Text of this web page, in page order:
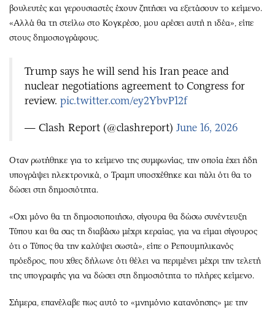
βουλευτές και γερουσιαστές έχουν ζητήσει να εξετάσουν το κείμενο.
«Αλλά θα τη στείλω στο Κογκρέσο, μου αρέσει αυτή η ιδέα», είπε
στους δημοσιογράφους.
Trump says he will send his Iran peace and
nuclear negotiations agreement to Congress for
review. pic.twitter.com/ey2YbvP12f
— Clash Report (@clashreport) June 16, 2026
Οταν ρωτήθηκε για το κείμενο της συμφωνίας, την οποία έχει ήδη
υπογράψει ηλεκτρονικά, ο Τραμπ υποσχέθηκε και πάλι ότι θα το
δώσει στη δημοσιότητα.
«Οχι μόνο θα τη δημοσιοποιήσω, σίγουρα θα δώσω συνέντευξη
Τύπου και θα σας τη διαβάσω μέχρι κεραίας, για να είμαι σίγουρος
ότι ο Τύπος θα την καλύψει σωστά», είπε ο Ρεπουμπλικανός
πρόεδρος, που χθες δήλωνε ότι θέλει να περιμένει μέχρι την τελετή
της υπογραφής για να δώσει στη δημοσιότητα το πλήρες κείμενο.
Σήμερα, επανέλαβε πως αυτό το «μνημόνιο κατανόησης» με την